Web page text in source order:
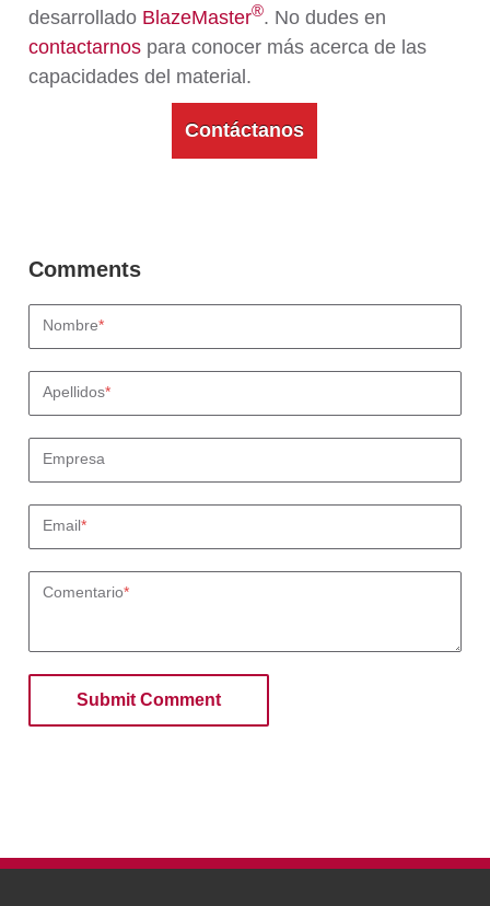
desarrollado BlazeMaster®. No dudes en
contactarnospara conocer más acerca de las
capacidades del material.
Contáctanos
Nombre*
Apellidos*
Empresa
Email*
Comentario*